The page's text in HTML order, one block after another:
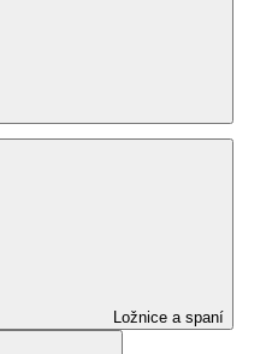
Ložnice a spaní